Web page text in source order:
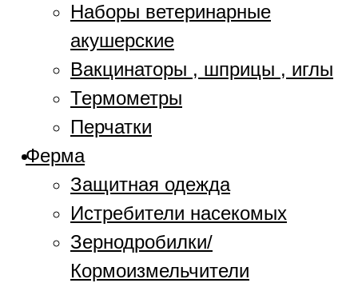
Наборы ветеринарные
акушерские
Вакцинаторы , шприцы , иглы
Термометры
Перчатки
Ферма
Защитная одежда
Истребители насекомых
Зернодробилки/
Кормоизмельчители